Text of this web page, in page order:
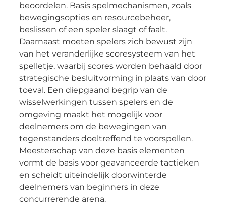
beoordelen. Basis spelmechanismen, zoals
bewegingsopties en resourcebeheer,
beslissen of een speler slaagt of faalt.
Daarnaast moeten spelers zich bewust zijn
van het veranderlijke scoresysteem van het
spelletje, waarbij scores worden behaald door
strategische besluitvorming in plaats van door
toeval. Een diepgaand begrip van de
wisselwerkingen tussen spelers en de
omgeving maakt het mogelijk voor
deelnemers om de bewegingen van
tegenstanders doeltreffend te voorspellen.
Meesterschap van deze basis elementen
vormt de basis voor geavanceerde tactieken
en scheidt uiteindelijk doorwinterde
deelnemers van beginners in deze
concurrerende arena.